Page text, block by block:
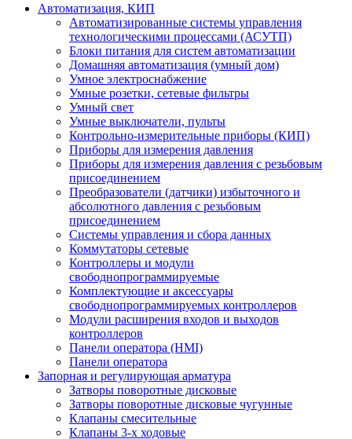
Автоматизация, КИП
Автоматизированные системы управления
технологическими процессами (АСУТП)
Блоки питания для систем автоматизации
Домашняя автоматизация (умный дом)
Умное электроснабжение
Умные розетки, сетевые фильтры
Умный свет
Умные выключатели, пульты
Контрольно-измерительные приборы (КИП)
Приборы для измерения давления
Приборы для измерения давления с резьбовым
присоединением
Преобразователи (датчики) избыточного и
абсолютного давления с резьбовым
присоединением
Системы управления и сбора данных
Коммутаторы сетевые
Контроллеры и модули
свободнопрограммируемые
Комплектующие и аксессуары
свободнопрограммируемых контроллеров
Модули расширения входов и выходов
контроллеров
Панели оператора (HMI)
Панели оператора
Запорная и регулирующая арматура
Затворы поворотные дисковые
Затворы поворотные дисковые чугунные
Клапаны смесительные
Клапаны 3-х ходовые